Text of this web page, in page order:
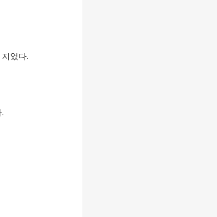
었다.